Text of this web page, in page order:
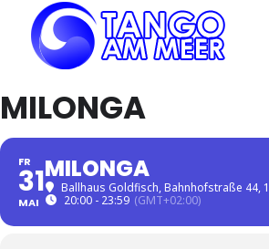
MILONGA
FR
31
MAI
MILONGA
Ballhaus Goldfisch, Bahnhofstraße 44,
20:00 - 23:59 (GMT+02:00)